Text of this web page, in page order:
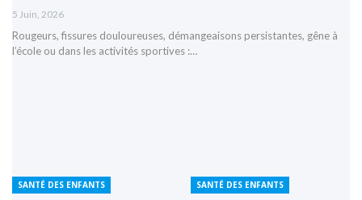
5 Juin, 2026
Rougeurs, fissures douloureuses, démangeaisons persistantes, gêne à
l’école ou dans les activités sportives :…
SANTÉ DES ENFANTS SANTÉ DES ENFANTS